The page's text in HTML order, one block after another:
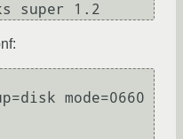
mode=0660